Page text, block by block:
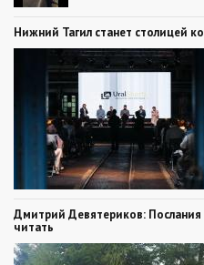
Нижний Тагил станет столицей
Дмитрий Девятериков: Послания
читать